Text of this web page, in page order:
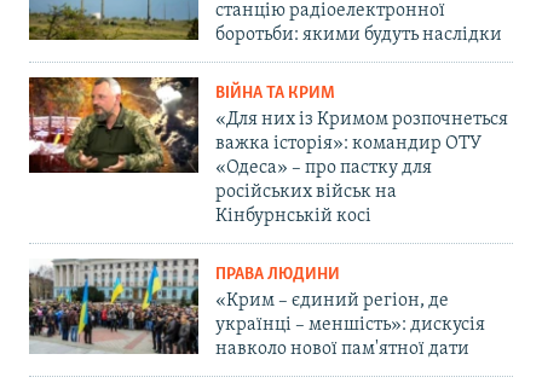
станцію радіоелектронної
боротьби: якими будуть наслідки
ВІЙНА ТА КРИМ
«Для них із Кримом розпочнеться
важка історія»: командир ОТУ
«Одеса» – про пастку для
російських військ на
Кінбурнській косі
ПРАВА ЛЮДИНИ
«Крим – єдиний регіон, де
українці – меншість»: дискусія
навколо нової пам'ятної дати